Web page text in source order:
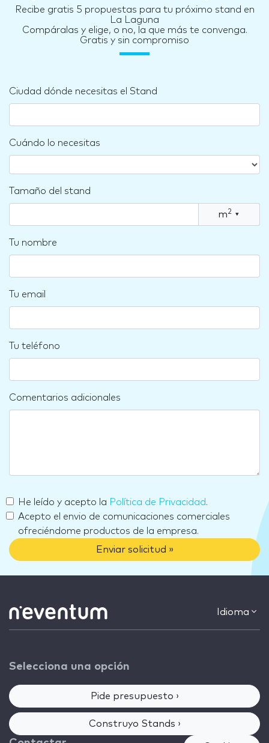
Recibe gratis 5 propuestas para tu próximo stand en
La Laguna
Compáralas y elige, o no, la que más te convenga.
Gratis y sin compromiso
Ciudad dónde necesitas el Stand
Cuándo lo necesitas
Tamaño del stand
m2 ▾
Tu nombre
Tu email
Tu teléfono
Comentarios adicionales
He leído y acepto la Política de Privacidad.
Acepto el envio de comunicaciones comerciales
ofreciéndome productos de la empresa.
Enviar solicitud »
Idioma
Selecciona una opción
Pide presupuesto ›
Construyo Stands ›